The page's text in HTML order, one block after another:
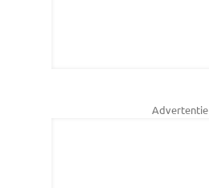
Advertentie